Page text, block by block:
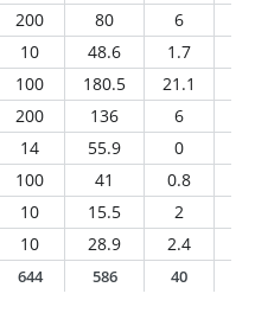
200 80 6
10 48.6 1.7
100 180.5 21.1
200 136 6
14 55.9 0
100 41 0.8
10 15.5 2
10 28.9 2.4
644 586 40